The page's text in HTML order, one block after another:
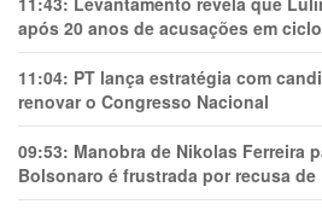
após 20 anos de acusações em
11:04: PT lança estratégia com
renovar o Congresso Nacional
09:53: Manobra de Nikolas Ferreira
Bolsonaro é frustrada por recusa de